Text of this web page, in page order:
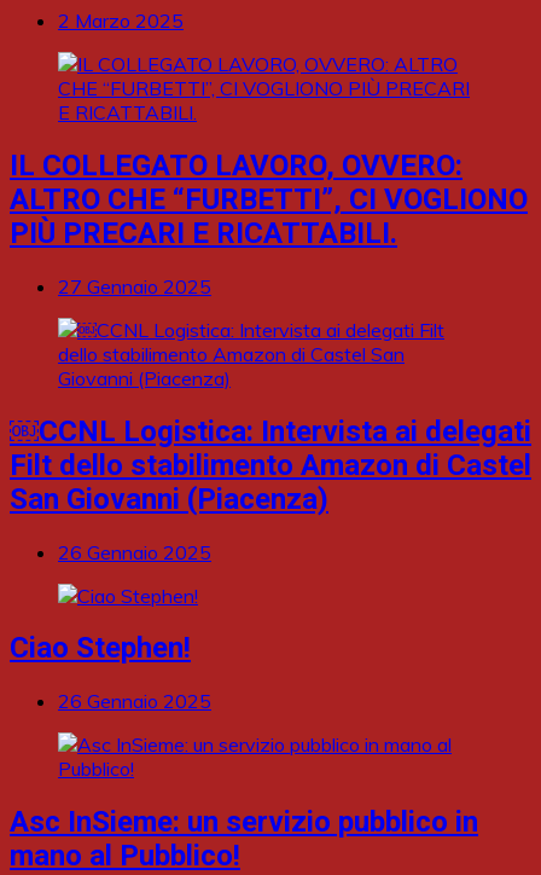
2 Marzo 2025
IL COLLEGATO LAVORO, OVVERO:
ALTRO CHE “FURBETTI”, CI VOGLIONO
PIÙ PRECARI E RICATTABILI.
27 Gennaio 2025
￼CCNL Logistica: Intervista ai delegati
Filt dello stabilimento Amazon di Castel
San Giovanni (Piacenza)
26 Gennaio 2025
Ciao Stephen!
26 Gennaio 2025
Asc InSieme: un servizio pubblico in
mano al Pubblico!